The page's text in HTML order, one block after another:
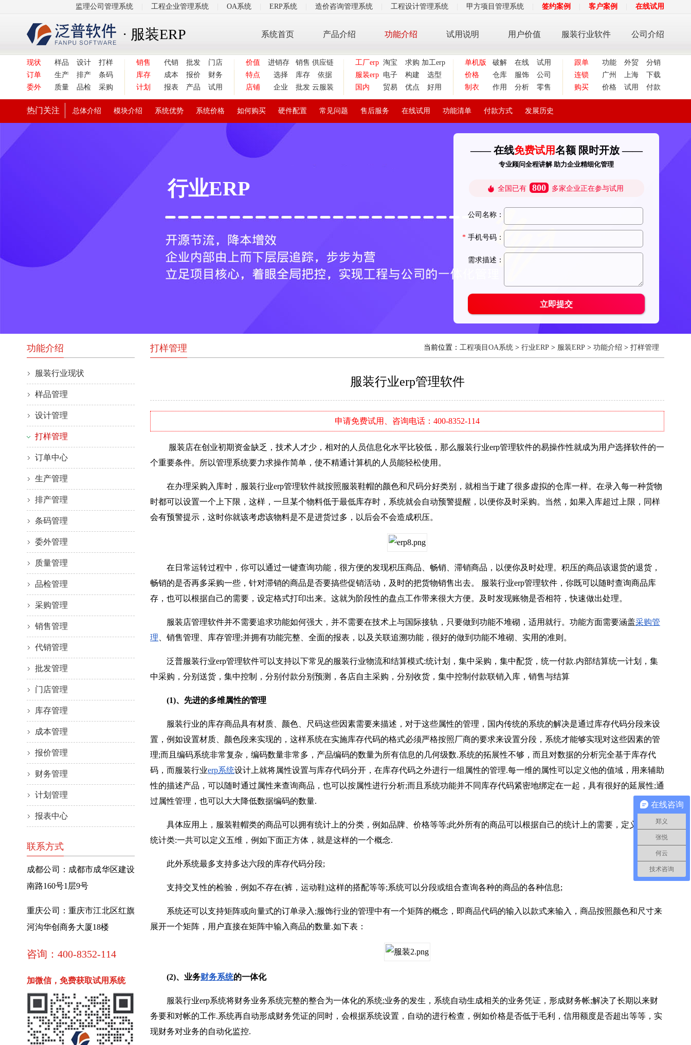
监理公司管理系统 工程企业管理系统 OA系统 ERP系统 造价咨询管理系统 工程设计管理系统 甲方项目管理系统 签约案例 客户案例 在线试用
· 服装ERP 系统首页 产品介绍 功能介绍 试用说明 用户价值 服装行业软件 公司介绍
现状 样品 设计
打样
订单
生产 排产
条码
委外
质量 品检 采购
销售 代销 批发
门店
库存
成本 报价
财务
计划
报表 产品 试用
价值 进销存 销售 供应链
特点
选择 库存
依据
店铺
企业 批发 云服装
工厂erp 淘宝 求购 加工erp
服装erp 电子 构建
选型
国内
贸易 优点 好用
单机版 破解 在线
试用
价格
仓库 服饰
公司
制衣
作用 分析 零售
跟单 功能 外贸
分销
连锁
广州 上海
下载
购买
价格 试用 付款
热门关注 总体介绍 模块介绍 系统优势 系统价格 如何购买 硬件配置 常见问题 售后服务 在线试用 功能清单 付款方式 发展历史
行业ERP
打样管理 当前位置： 工程项目OA系统 > 行业ERP > 服装ERP > 功能介绍 > 打样管理
服装行业erp管理软件
申请免费试用、咨询电话：400-8352-114
服装店在创业初期资金缺乏，技术人才少，相对的人员信息化水平比较低，那么服装行业erp管理软件的易操作性就成为用户选择软件的一
个重要条件。所以管理系统要力求操作简单，使不精通计算机的人员能轻松使用。
在办理采购入库时，服装行业erp管理软件就按照服装鞋帽的颜色和尺码分好类别，就相当于建了很多虚拟的仓库一样。在录入每一种货物
时都可以设置一个上下限，这样，一旦某个物料低于最低库存时，系统就会自动预警提醒，以便你及时采购。当然，如果入库超过上限，同样
会有预警提示，这时你就该考虑该物料是不是进货过多，以后会不会造成积压。
在日常运转过程中，你可以通过一键查询功能，很方便的发现积压商品、畅销、滞销商品，以便你及时处理。积压的商品该退货的退货，
畅销的是否再多采购一些，针对滞销的商品是否要搞些促销活动，及时的把货物销售出去。 服装行业erp管理软件，你既可以随时查询商品库
存，也可以根据自己的需要，设定格式打印出来。这就为阶段性的盘点工作带来很大方便。及时发现账物是否相符，快速做出处理。
服装店管理软件并不需要追求功能如何强大，并不需要在技术上与国际接轨，只要做到功能不堆砌，适用就行。功能方面需要涵盖采购管
理 、销售管理、库存管理;并拥有功能完整、全面的报表，以及关联追溯功能，很好的做到功能不堆砌、实用的准则。
泛普服装行业erp管理软件可以支持以下常见的服装行业物流和结算模式:统计划，集中采购，集中配货，统一付款.内部结算统一计划，集
中采购，分别送货，集中控制，分别付款分别预测，各店自主采购，分别收货，集中控制付款联销入库，销售与结算
(1)、先进的多维属性的管理
服装行业的库存商品具有材质、颜色、尺码这些因素需要来描述，对于这些属性的管理，国内传统的系统的解决是通过库存代码分段来设
置，例如设置材质、颜色段来实现的，这样系统在实施库存代码的格式必须严格按照厂商的要求来设置分段，系统才能够实现对这些因素的管
理;而且编码系统非常复杂，编码数量非常多，产品编码的数量为所有信息的几何级数.系统的拓展性不够，而且对数据的分析完全基于库存代
码，而服装行业erp系统设计上就将属性设置与库存代码分开，在库存代码之外进行一组属性的管理.每一维的属性可以定义他的值域，用来辅助
性的描述产品，可以随时通过属性来查询商品，也可以按属性进行分析;而且系统功能并不同库存代码紧密地绑定在一起，具有很好的延展性;通
过属性管理，也可以大大降低数据编码的数量.
具体应用上，服装鞋帽类的商品可以拥有统计上的分类，例如品牌、价格等等;此外所有的商品可以根据自己的统计上的需要，定义产品的
统计类:一共可以定义五维，例如下面正方体，就是这样的一个概念.
此外系统最多支持多达六段的库存代码分段;
支持交叉性的检验，例如不存在(裤，运动鞋)这样的搭配等等;系统可以分段或组合查询各种的商品的各种信息;
系统还可以支持矩阵或向量式的订单录入;服饰行业的管理中有一个矩阵的概念，即商品代码的输入以款式来输入，商品按照颜色和尺寸来
展开一个矩阵，用户直接在矩阵中输入商品的数量.如下表：
(2)、业务财务系统的一体化
服装行业erp系统将财务业务系统完整的整合为一体化的系统;业务的发生，系统自动生成相关的业务凭证，形成财务帐;解决了长期以来财
务要和对帐的工作.系统再自动形成财务凭证的同时，会根据系统设置，自动的进行检查，例如价格是否低于毛利，信用额度是否超出等等，实
现财务对业务的自动化监控.
功能介绍
服装行业现状
样品管理
设计管理
打样管理
订单中心
生产管理
排产管理
条码管理
委外管理
质量管理
品检管理
采购管理
销售管理
代销管理
批发管理
门店管理
库存管理
成本管理
报价管理
财务管理
计划管理
报表中心
联系方式
成都公司：成都市成华区建设
南路160号1层9号
重庆公司：重庆市江北区红旗
河沟华创商务大厦18楼
咨询：400-8352-114
加微信，免费获取试用系统
在线咨询
郑义
张悦
何云
技术咨询